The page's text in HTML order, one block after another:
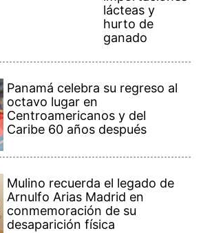
lácteas y
hurto de
ganado
Panamá celebra su regreso al
octavo lugar en
Centroamericanos y del
Caribe 60 años después
Mulino recuerda el legado de
Arnulfo Arias Madrid en
conmemoración de su
desaparición física